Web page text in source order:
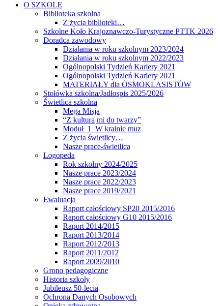
O SZKOLE
Biblioteka szkolna
Z życia biblioteki…
Szkolne Koło Krajoznawczo-Turystyczne PTTK 2026
Doradca zawodowy
Działania w roku szkolnym 2023/2024
Działania w roku szkolnym 2022/2023
Ogólnopolski Tydzień Kariery 2021
Ogólnopolski Tydzień Kariery 2021
MATERIAŁY dla ÓSMOKLASISTÓW
Stołówka szkolna/Jadłospis 2025/2026
Świetlica szkolna
Mega Misja
“Z kulturą mi do twarzy”
Moduł 1 W krainie muz
Z życia świetlicy…
Nasze prace-świetlica
Logopeda
Rok szkolny 2024/2025
Nasze prace 2023/2024
Nasze prace 2022/2023
Nasze prace 2019/2021
Ewaluacja
Raport całościowy SP20 2015/2016
Raport całościowy G10 2015/2016
Raport 2014/2015
Raport 2013/2014
Raport 2012/2013
Raport 2011/2012
Raport 2009/2010
Grono pedagogiczne
Historia szkoły
Jubileusz 50-lecia
Ochrona Danych Osobowych